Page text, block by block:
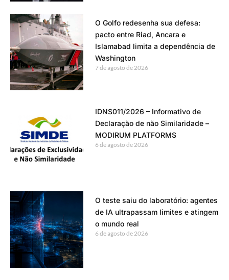
O Golfo redesenha sua defesa:
pacto entre Riad, Ancara e
Islamabad limita a dependência de
Washington
7 de agosto de 2026
IDNS011/2026 – Informativo de
Declaração de não Similaridade –
MODIRUM PLATFORMS
6 de agosto de 2026
O teste saiu do laboratório: agentes
de IA ultrapassam limites e atingem
o mundo real
6 de agosto de 2026